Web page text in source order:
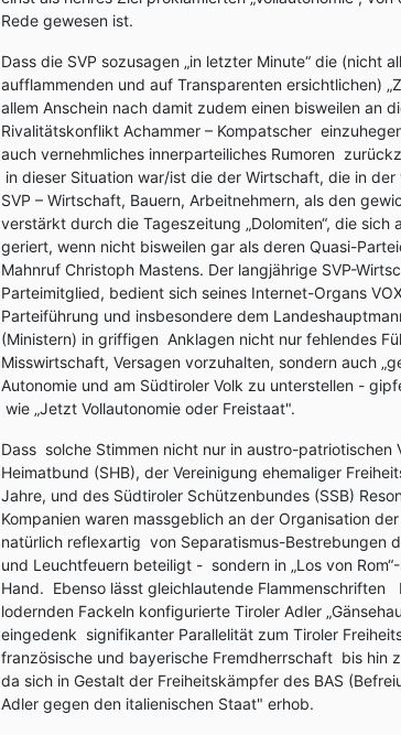
Rede gewesen ist.
Dass die SVP sozusagen „in letzter Minute“ die (nicht
aufflammenden und auf Transparenten ersichtlichen)
allem Anschein nach damit zudem einen bisweilen an
Rivalitätskonflikt Achammer – Kompatscher
auch vernehmliches innerparteiliches Rumoren
in dieser Situation war/ist die der Wirtschaft, die in
SVP – Wirtschaft, Bauern, Arbeitnehmern, als den
verstärkt durch die Tageszeitung „Dolomiten“, die sich
geriert, wenn nicht bisweilen gar als deren Quasi-
Mahnruf Christoph Mastens. Der langjährige SVP-
Parteimitglied, bedient sich seines Internet-Organs
Parteiführung und insbesondere dem
(Ministern) in griffigen Anklagen nicht nur fehlendes
Misswirtschaft, Versagen vorzuhalten, sondern auch
Autonomie und am Südtiroler Volk zu unterstellen -
wie „Jetzt Vollautonomie oder Freistaat".
Dass solche Stimmen nicht nur in austro-patriotischen
Heimatbund (SHB), der Vereinigung ehemaliger
Jahre, und des Südtiroler Schützenbundes (SSB)
Kompanien waren massgeblich an der Organisation
natürlich reflexartig von Separatismus-Bestrebungen
und Leuchtfeuern beteiligt - sondern in „Los von
Hand. Ebenso lässt gleichlautende Flammenschriften
lodernden Fackeln konfigurierte Tiroler Adler
eingedenk signifikanter Parallelität zum Tiroler
französische und bayerische Fremdherrschaft bis hin
da sich in Gestalt der Freiheitskämpfer des BAS
Adler gegen den italienischen Staat" erhob.